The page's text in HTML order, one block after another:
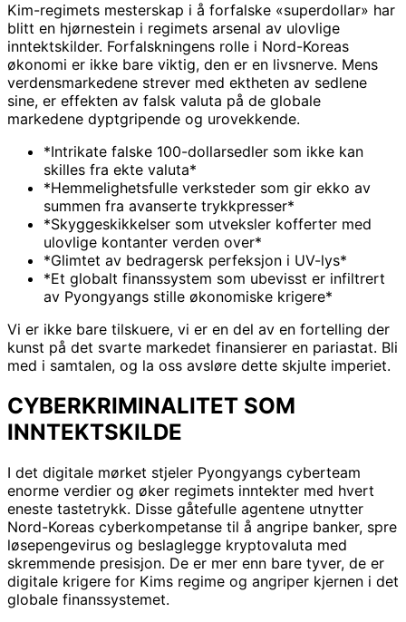
Kim-regimets mesterskap i å forfalske «superdollar» har
blitt en hjørnestein i regimets arsenal av ulovlige
inntektskilder. Forfalskningens rolle i Nord-Koreas
økonomi er ikke bare viktig, den er en livsnerve. Mens
verdensmarkedene strever med ektheten av sedlene
sine, er effekten av falsk valuta på de globale
markedene dyptgripende og urovekkende.
*Intrikate falske 100-dollarsedler som ikke kan
skilles fra ekte valuta*
*Hemmelighetsfulle verksteder som gir ekko av
summen fra avanserte trykkpresser*
*Skyggeskikkelser som utveksler kofferter med
ulovlige kontanter verden over*
*Glimtet av bedragersk perfeksjon i UV-lys*
*Et globalt finanssystem som ubevisst er infiltrert
av Pyongyangs stille økonomiske krigere*
Vi er ikke bare tilskuere, vi er en del av en fortelling der
kunst på det svarte markedet finansierer en pariastat. Bli
med i samtalen, og la oss avsløre dette skjulte imperiet.
CYBERKRIMINALITET SOM
INNTEKTSKILDE
I det digitale mørket stjeler Pyongyangs cyberteam
enorme verdier og øker regimets inntekter med hvert
eneste tastetrykk. Disse gåtefulle agentene utnytter
Nord-Koreas cyberkompetanse til å angripe banker, spre
løsepengevirus og beslaglegge kryptovaluta med
skremmende presisjon. De er mer enn bare tyver, de er
digitale krigere for Kims regime og angriper kjernen i det
globale finanssystemet.